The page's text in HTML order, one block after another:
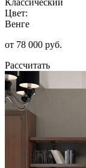
Цвет:
Венге
от 78 000 руб.
Рассчитать